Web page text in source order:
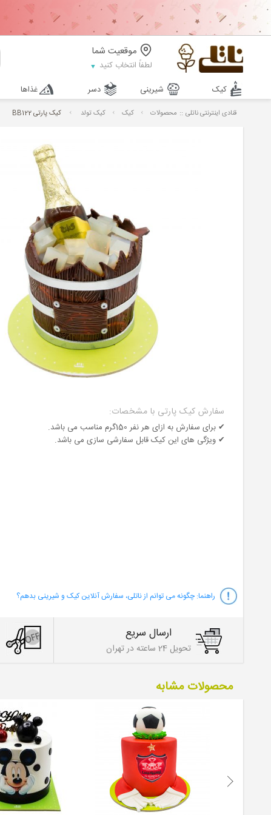
موقعیت شما
لطفاً انتخاب کنید
کیک شیرینی دسر غذاها
قنادی اینترنتی ناتلی :: محصولات کیک کیک تولد کیک پارتی BB122
سفارش کیک پارتی با مشخصات:
✔ برای سفارش به ازای هر نفر 150گرم مناسب می باشد.
✔ ویژگی های این کیک قابل سفارشی سازی می باشد.
راهنما:چگونه می توانم از ناتلی، سفارش آنلاین کیک و شیرینی بدهم؟
ارسال سریع
تحویل 24 ساعته در تهران
محصولات مشابه